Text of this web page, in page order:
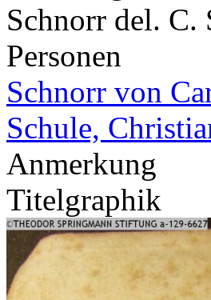
Schnorr del. C.
Personen
Schnorr von
Schule,
Anmerkung
Titelgraphik